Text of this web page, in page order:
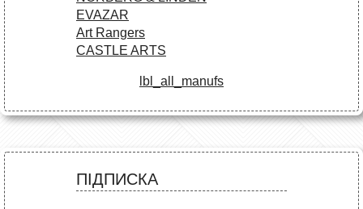
EVAZAR
Art Rangers
CASTLE ARTS
lbl_all_manufs
ПІДПИСКА